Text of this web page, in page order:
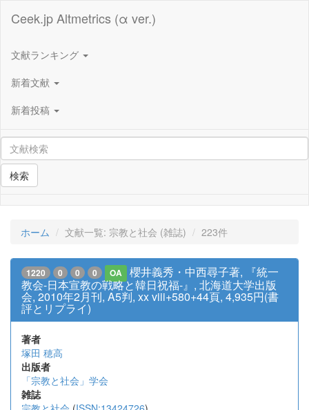
Ceek.jp Altmetrics (α ver.)
文献ランキング
新着文献
新着投稿
検索
ホーム 文献一覧: 宗教と社会 (雑誌) 223件
1220 0 0 0 OA
櫻井義秀・中西尋子著, 『統一
教会-日本宣教の戦略と韓日祝福-』, 北海道大学出版
会, 2010年2月刊, A5判, xx viii+580+44頁, 4,935円(書
評とリプライ)
著者
塚田 穂高
出版者
「宗教と社会」学会
雑誌